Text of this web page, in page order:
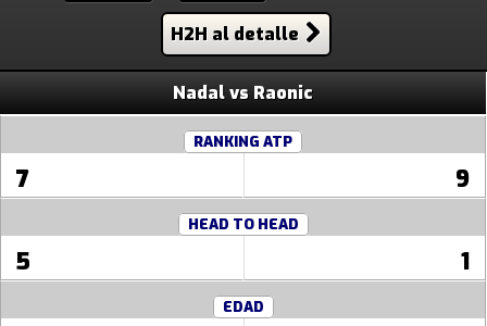
Nadal vs Raonic
RANKING ATP
7 9
HEAD TO HEAD
5 1
EDAD
H2H al detalle